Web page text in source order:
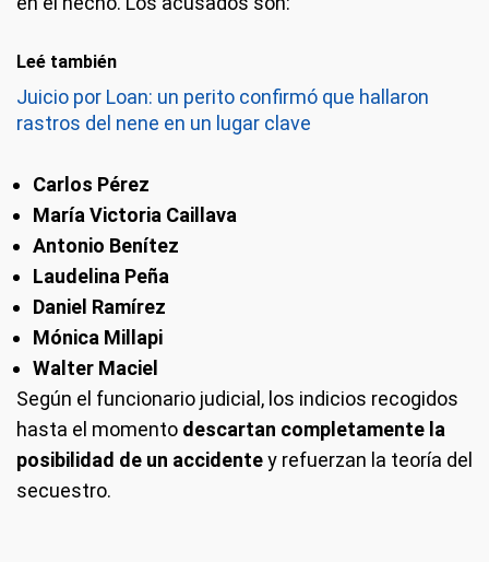
Leé también
Juicio por Loan: un perito confirmó que hallaron
rastros del nene en un lugar clave
Carlos Pérez
María Victoria Caillava
Antonio Benítez
Laudelina Peña
Daniel Ramírez
Mónica Millapi
Walter Maciel
Según el funcionario judicial, los indicios recogidos
hasta el momento descartan completamente la
posibilidad de un accidentey refuerzan la teoría del
secuestro.